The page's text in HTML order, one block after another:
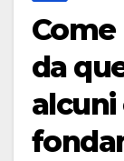
da
alcuni